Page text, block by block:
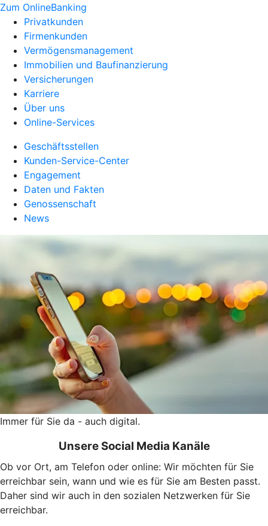
Zum OnlineBanking
Privatkunden
Firmenkunden
Vermögensmanagement
Immobilien und Baufinanzierung
Versicherungen
Karriere
Über uns
Online-Services
Geschäftsstellen
Kunden-Service-Center
Engagement
Daten und Fakten
Genossenschaft
News
Immer für Sie da - auch digital.
Unsere Social Media Kanäle
Ob vor Ort, am Telefon oder online: Wir möchten für Sie
erreichbar sein, wann und wie es für Sie am Besten passt.
Daher sind wir auch in den sozialen Netzwerken für Sie
erreichbar.